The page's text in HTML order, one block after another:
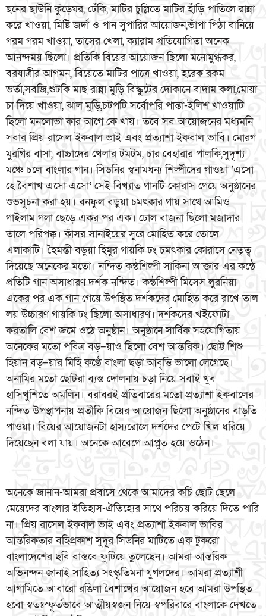
ছনের ছাউনি কুঁড়েঘর, ঢেঁকি, মাটির চুল্লিতে মাটির হাঁড়ি পাতিলে রান্না
করে খাওয়া, মিষ্টি জর্দা ও পান সুপারির আয়োজন,ভাঁপা পিঠা বানিয়ে
গরম গরম খাওয়া, তাসের খেলা, ক্যারাম প্রতিযোগিতা অনেক
আনন্দময় ছিলো। প্রতিকি বিয়ের আয়োজন ছিলো মনোমুগ্ধকর,
বরযাত্রীর আগমন, বিয়েতে মাটির পাত্রে খাওয়া, হরেক রকম
ভর্তা,সবজি,শুটকি মাছ রান্না মুড়ি বিস্কুটের দোকানে বাদাম কলা,মোয়া
চা দিয়ে খাওয়া, ঝাল মুড়ি,চটপটি সর্বোপরি পান্তা-ইলিশ খাওয়াটি
ছিলো মনলোভা কার আগে কে খায়। তবে সব আয়োজনের মধ্যমনি
সবার প্রিয় রাসেল ইকবাল ভাই এবং প্রত্যাশা ইকবাল ভাবি। মোরগ
মুরগির বাসা, বাচ্চাদের খেলার টমটম, চার বেহারার পালকি,সুদৃশ্য
মঞ্চে চলে বাংলার গান। সিডনির স্বনামধন্য শিল্পীদের গাওয়া ‘এসো
হে বৈশাখ এসো এসো‘ সেই বিখ্যাত গানটি কোরাস গেয়ে অনুষ্ঠানের
শুভসূচনা করা হয়। বনফুল বড়ুয়া চমৎকার গায় সাথে আমিও
গাইলাম গলা ছেড়ে একর পর এক। ঢোল বাজনা ছিলো মজাদার
তালে পরিপক্ক। কাঁসর সানাইয়ের সুরে মোহিত করে তোলে
এলাকাটি। হৈমন্তী বড়ুয়া হিমুর গায়কি ঢং চমৎকার কোরাসে নেতৃত্ব
দিয়েছে অনেকের মতো। নন্দিত কন্ঠশিল্পী সাকিনা আক্তার এর কন্ঠে
প্রতিটি গান অসাধারণ দর্শক নন্দিত। কন্ঠশিল্পী মিসেস লুরনিয়া
একের পর এক গান গেয়ে উপস্থিত দর্শকদের মোহিত করে রাখে তাল
লয় উচ্চারণ গায়কি ঢং ছিলো অসাধারণ। দর্শকদের খইফোটা
করতালি বেশ জমে ওঠে অনুষ্ঠান। অনুষ্ঠানে সার্বিক সহযোগিতায়
অনেকের মতো পবিত্র বড়–য়াও ছিলো বেশ আন্তরিক। ছোট্ট শিশু
হিয়ান বড়–য়ার মিহি কণ্ঠে বাংলা ছড়া আবৃত্তি ভালো লেগেছে।
অনামির মতো ছোটরা ব্যস্ত দোলনায় চড়া নিয়ে সবাই খুব
হাসিখুশিতে অমলিন। বরাবরই প্রতিবারের মতো প্রত্যাশা ইকবালের
নন্দিত উপস্থাপনায় প্রতীকি বিয়ের আয়োজন ছিলো অনুষ্ঠানের বাড়তি
পাওয়া। বিয়ের আয়োজনটা হাস্যরোলে দর্শদের পেটে খিল ধরিয়ে
দিয়েছেন বলা যায়। অনেকে আবেগে আপ্লুত হয়ে ওঠেন।
অনেকে জানান-আমরা প্রবাসে থেকে আমাদের কচি ছোট ছেলে
মেয়েদের বাংলার ইতিহাস-ঐতিহ্যের সাথে পরিচয় করিয়ে দিতে পারি
না। প্রিয় রাসেল ইকবাল ভাই এবং প্রত্যাশা ইকবাল ভাবির
আন্তরিকতার বহিপ্রকাশ সুদূর সিডনির মাটিতে এক টুকরো
বাংলাদেশের ছবি বাস্তবে ফুটিয়ে তুলেছেন। আমরা আন্তরিক
অভিনন্দন জানাই সাহিত্য সংস্কৃতিমনা যুগলদের। আমরা প্রত্যাশী
আগামিতে আবারো রঙিলা বৈশাখের আয়োজন হবে আমরা উপস্থিত
হবো স্বতঃস্ফূর্তভাবে আত্মীয়স্বজন নিয়ে স্বপরিবারে বাংলাকে দেখতে